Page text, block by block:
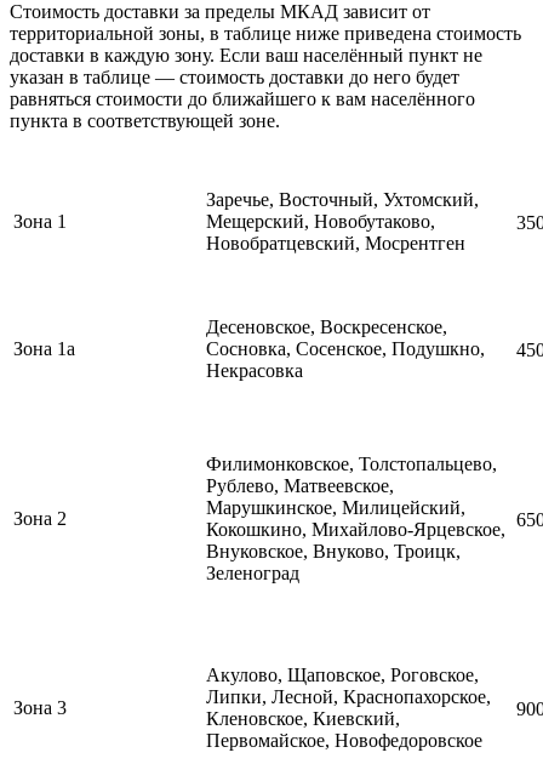
Стоимость доставки за пределы МКАД зависит от
территориальной зоны, в таблице ниже приведена стоимость
доставки в каждую зону. Если ваш населённый пункт не
указан в таблице — стоимость доставки до него будет
равняться стоимости до ближайшего к вам населённого
пункта в соответствующей зоне.
Зона 1
Заречье, Восточный, Ухтомский,
Мещерский, Новобутаково,
Новобратцевский, Мосрентген
Зона 1а
Десеновское, Воскресенское,
Сосновка, Сосенское, Подушкно,
Некрасовка
Зона 2
Филимонковское, Толстопальцево,
Рублево, Матвеевское,
Марушкинское, Милицейский,
Кокошкино, Михайлово-Ярцевское,
Внуковское, Внуково, Троицк,
Зеленоград
Зона 3
Акулово, Щаповское, Роговское,
Липки, Лесной, Краснопахорское,
Кленовское, Киевский,
Первомайское, Новофедоровское